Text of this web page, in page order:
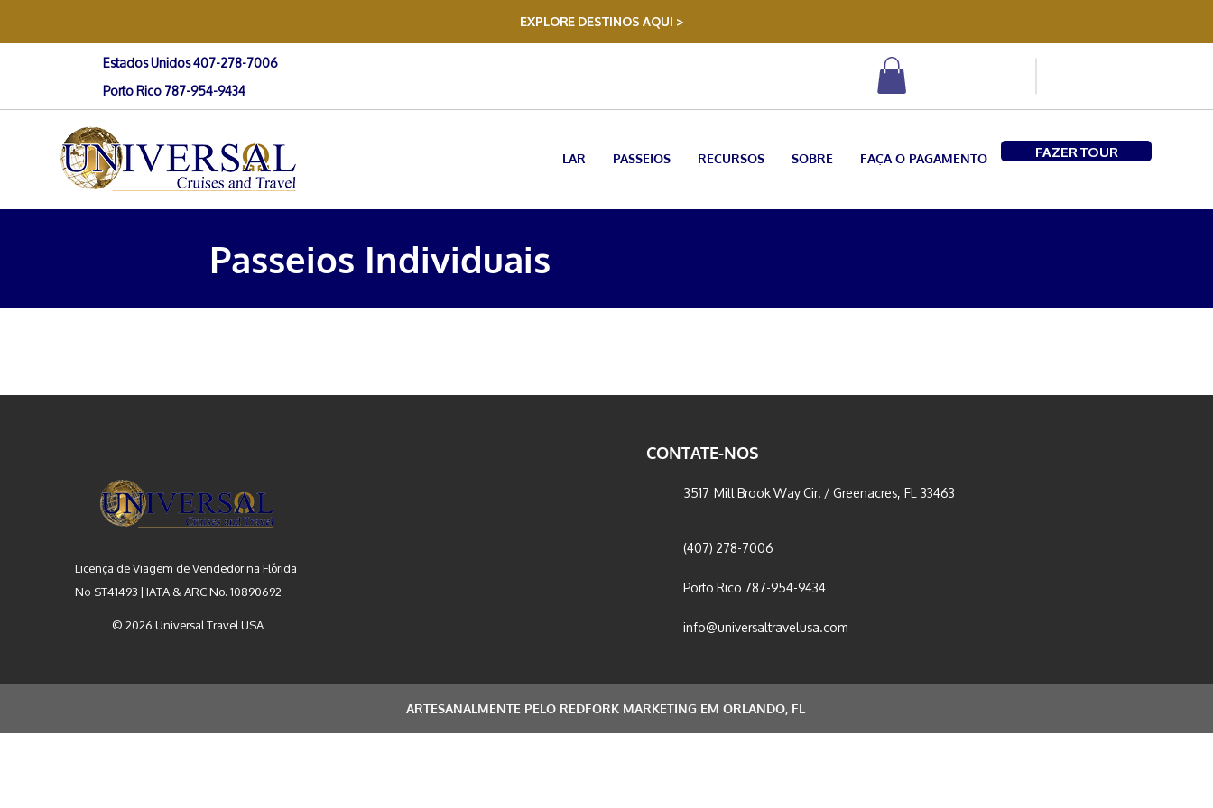
EXPLORE DESTINOS AQUI >
Estados Unidos 407-278-7006
Porto Rico 787-954-9434
LAR PASSEIOS RECURSOS SOBRE FAÇA O PAGAMENTO FAZER TOUR
Passeios Individuais
Licença de Viagem de Vendedor na Flórida
Nº ST41493 | IATA & ARC No. 10890692
© 2026 Universal Travel USA
CONTATE-NOS
3517 Mill Brook Way Cir. / Greenacres, FL 33463
(407) 278-7006
Porto Rico 787-954-9434
info@universaltravelusa.com
ARTESANALMENTE PELO REDFORK MARKETING EM ORLANDO, FL